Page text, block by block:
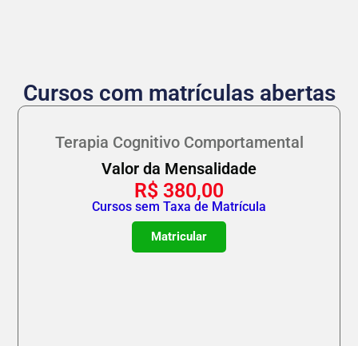
Cursos com matrículas abertas
Terapia Cognitivo Comportamental
Valor da Mensalidade
R$ 380,00
Cursos sem Taxa de Matrícula
Matricular